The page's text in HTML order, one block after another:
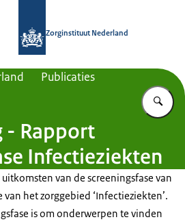
Zorginstituut Nederland
Publicaties
- Rapport
Infectieziekten
van de screeningsfase van
van het zorggebied ‘Infectieziekten’.
is om onderwerpen te vinden